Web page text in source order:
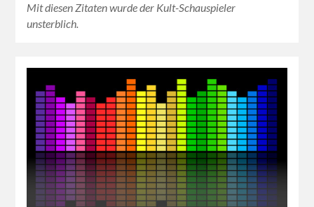
Mit diesen Zitaten wurde der Kult-Schauspieler
unsterblich.